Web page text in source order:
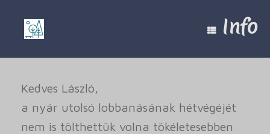
Info
Kedves László,
a nyár utolsó lobbanásának hétvégéjét
nem is tölthettük volna tökéletesebben